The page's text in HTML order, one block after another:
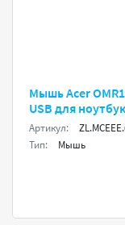
Мышь Acer
USB для
Артикул:
Тип:
Мышь